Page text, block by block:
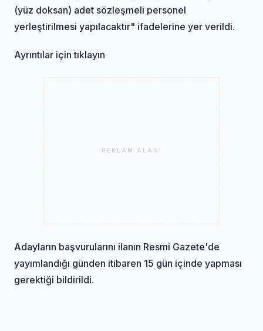
(yüz doksan) adet sözleşmeli personel
yerleştirilmesi yapılacaktır" ifadelerine yer verildi.
Ayrıntılar için tıklayın
REKLAM ALANI
Adayların başvurularını ilanın Resmi Gazete'de
yayımlandığı günden itibaren 15 gün içinde yapması
gerektiği bildirildi.